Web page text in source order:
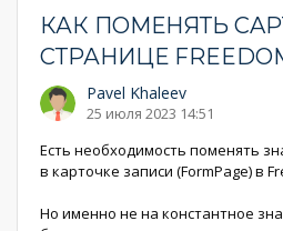
КАК ПОМЕНЯТЬ
СТРАНИЦЕ
Pavel Khaleev
25 июля 2023 14:51
Есть необходимость поменять
в карточке записи (FormPage) в
Но именно не на константное